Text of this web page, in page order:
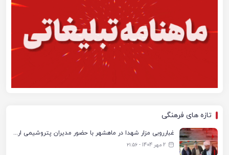
تازه های فرهنگی
غبارروبی مزار شهدا در ماهشهر با حضور مدیران پتروشیمی اروند و مسئولان شهری
2 مهر 1404 - ۲۱:۵۶